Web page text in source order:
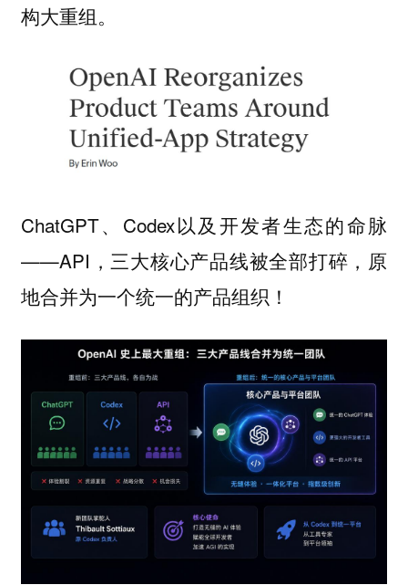
构大重组。
ChatGPT、Codex以及开发者生态的命脉
——API，三大核心产品线被全部打碎，原
地合并为一个统一的产品组织！